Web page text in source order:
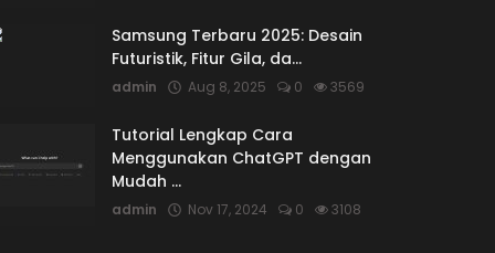
Samsung Terbaru 2025: Desain
Futuristik, Fitur Gila, da...
admin Aug 8, 2025 0 3569
Tutorial Lengkap Cara
Menggunakan ChatGPT dengan
Mudah ...
admin Nov 17, 2024 0 3108